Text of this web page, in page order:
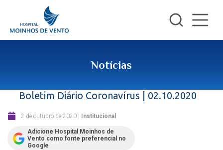
Notícias
Boletim Diário Coronavírus | 02.10.2020
2 de outubro de 2020 | Institucional
Adicione Hospital Moinhos de
Vento como fonte preferencial no
Google